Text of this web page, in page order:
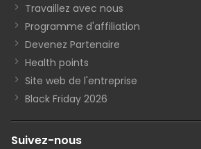
Travaillez avec nous
Programme d'affiliation
Devenez Partenaire
Health points
Site web de l'entreprise
Black Friday 2026
Suivez-nous